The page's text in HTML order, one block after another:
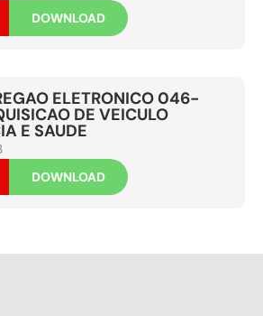
DOWNLOAD
ELETRONICO 046-
DE VEICULO
E SAUDE
DOWNLOAD